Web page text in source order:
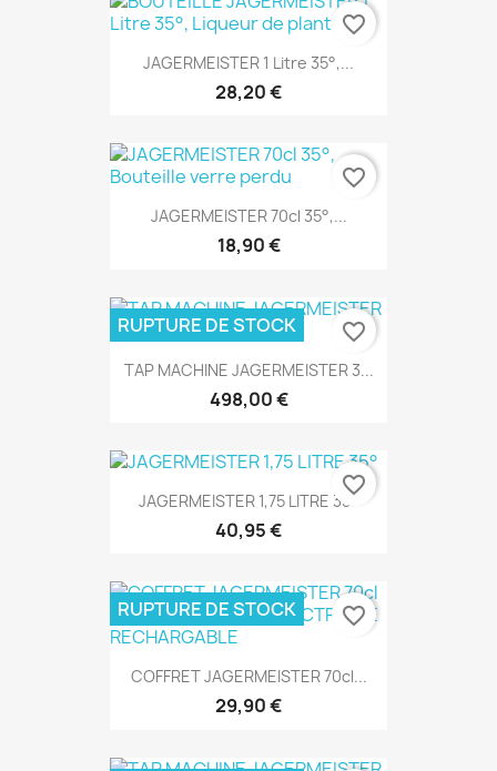
JAGERMEISTER 1 Litre 35°,...
28,20 €
favorite_border
JAGERMEISTER 70cl 35°,...
18,90 €
favorite_border
TAP MACHINE JAGERMEISTER 3...
498,00 €
RUPTURE DE STOCK favorite_border
JAGERMEISTER 1,75 LITRE 35°
40,95 €
favorite_border
COFFRET JAGERMEISTER 70cl...
29,90 €
RUPTURE DE STOCK favorite_border